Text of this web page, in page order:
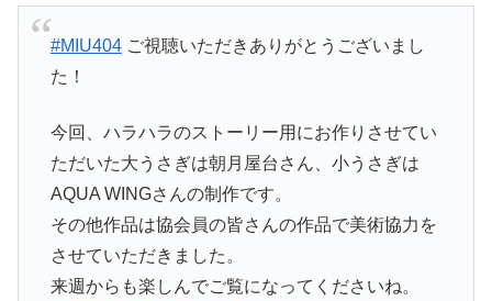
#MIU404ご視聴いただきありがとうございまし
た！
今回、ハラハラのストーリー用にお作りさせてい
ただいた大うさぎは朝月屋台さん、小うさぎは
AQUA WINGさんの制作です。
その他作品は協会員の皆さんの作品で美術協力を
させていただきました。
来週からも楽しんでご覧になってくださいね。